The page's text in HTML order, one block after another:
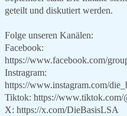
geteilt und diskutiert werden.
Folge unseren Kanälen:
Facebook:
https://www.facebook.com/
Instragram:
https://www.instagram.com/
Tiktok: https://www.tiktok.com/
X: https://x.com/DieBasisLSA